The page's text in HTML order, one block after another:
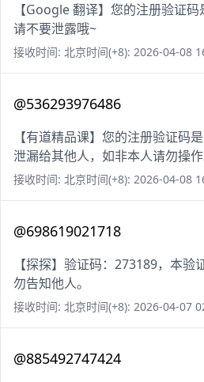
【Google 翻译】您的注册验证
请不要泄露哦~
接收时间: 北京时间(+8): 2026-04-08
@536293976486
【有道精品课】您的注册验证码
泄漏给其他人，如非本人请勿操作
接收时间: 北京时间(+8): 2026-04-08
@698619021718
【探探】验证码：273189，本
勿告知他人。
接收时间: 北京时间(+8): 2026-04-07
@885492747424